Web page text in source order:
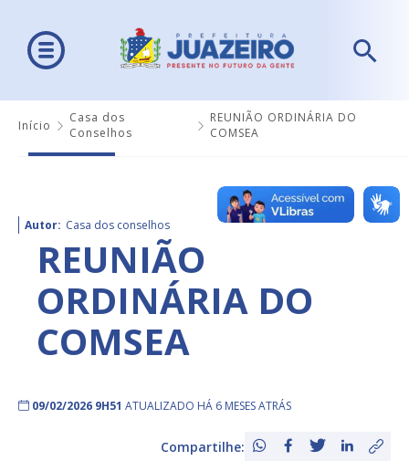
Início
Casa dos
Conselhos
REUNIÃO ORDINÁRIA DO
COMSEA
Autor: Casa dos conselhos
REUNIÃO
ORDINÁRIA DO
COMSEA
09/02/2026 9H51 ATUALIZADO HÁ 6 MESES ATRÁS
Compartilhe: